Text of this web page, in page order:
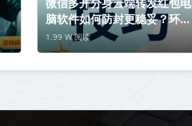
脑软件如何防封更稳妥？环境
+ 操作双重防封指南
1.99 W 阅读